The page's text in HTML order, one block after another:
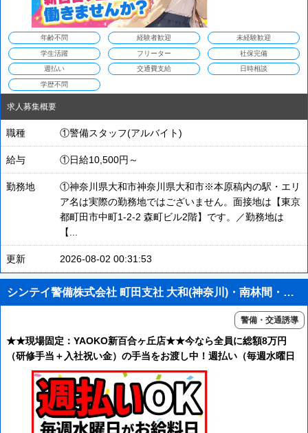
年齢不問 経験者歓迎 未経験歓迎
学生活躍 フリーター 社保完備
週払い 交通費支給 日時相談
学歴不問
求人募集概要
職種 ①警備スタッフ(アルバイト)
給与 ①日給10,500円～
勤務地
①神奈川県大和市神奈川県大和市※本原稿内の駅・エリ
ア名は実際の勤務地ではございません。面接地は【東京
都町田市中町1-2-2 森町ビル2階】です。／勤務地は
【...
更新 2026-08-02 00:31:53
シンテイ警備株式会社 町田支社 大和(神奈川)・南林間・中央林間(43)エリア/A3203200109
警備・交通誘導
★★現場固定：YAOKO新百合ヶ丘店★★今なら全員に総額8万円
（研修手当＋入社祝い金）の手当をお渡し中！週払い（毎週水曜日
がお給料日）＆直行直帰＆交通費全額支給＆有給休暇あり＆日給保
証も！未経験歓迎！